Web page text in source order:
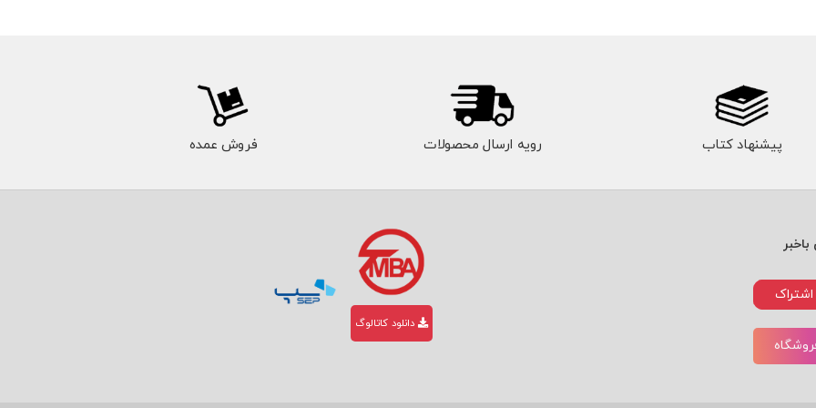
پیشنهاد کتاب رویه ارسال محصولات فروش عمده
اشتراک
دانلود کاتالوگ